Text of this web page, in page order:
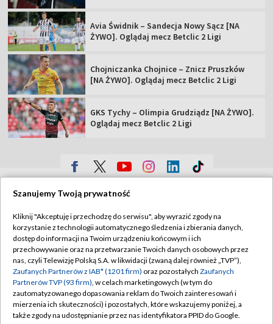
Avia Świdnik – Sandecja Nowy Sącz [NA
ŻYWO]. Oglądaj mecz Betclic 2 Ligi
Chojniczanka Chojnice – Znicz Pruszków
[NA ŻYWO]. Oglądaj mecz Betclic 2 Ligi
GKS Tychy – Olimpia Grudziądz [NA ŻYWO].
Oglądaj mecz Betclic 2 Ligi
Sklep TVP
Biuro Reklamy
Oferta Handlowa
Telegazeta ogłoszenia
Emisja w TVP
Polityka prywatności
Moje zgody
Biuro reklamy
Kontakt
Szanujemy Twoją prywatność
Kliknij "Akceptuję i przechodzę do serwisu", aby wyrazić zgody na
korzystanie z technologii automatycznego śledzenia i zbierania danych,
dostęp do informacji na Twoim urządzeniu końcowym i ich
przechowywanie oraz na przetwarzanie Twoich danych osobowych przez
nas, czyli Telewizję Polską S.A. w likwidacji (zwaną dalej również „TVP”),
Zaufanych Partnerów z IAB* (1201 firm) oraz pozostałych Zaufanych
Partnerów TVP (93 firm), w celach marketingowych (w tym do
zautomatyzowanego dopasowania reklam do Twoich zainteresowań i
mierzenia ich skuteczności) i pozostałych, które wskazujemy poniżej, a
także zgody na udostępnianie przez nas identyfikatora PPID do Google.